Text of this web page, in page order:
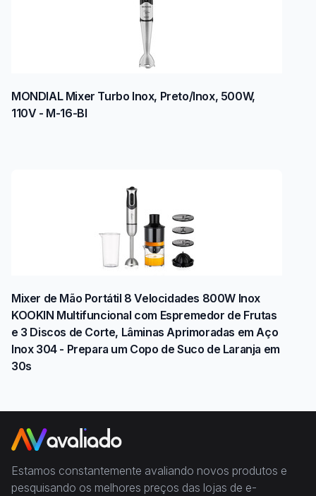
MONDIAL Mixer Turbo Inox, Preto/Inox, 500W,
110V - M-16-BI
Mixer de Mão Portátil 8 Velocidades 800W Inox
KOOKIN Multifuncional com Espremedor de Frutas
e 3 Discos de Corte, Lâminas Aprimoradas em Aço
Inox 304 - Prepara um Copo de Suco de Laranja em
30s
Estamos constantemente avaliando novos produtos e
pesquisando os melhores preços das lojas de e-